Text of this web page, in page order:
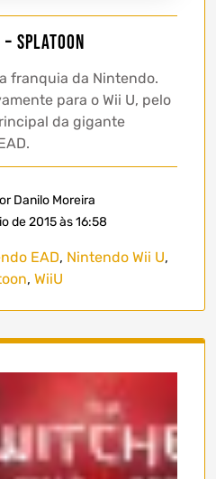
Splatoon
franquia da Nintendo.
para o Wii U, pelo
da gigante
Danilo Moreira
de 2015 às 16:58
EAD, Nintendo Wii U,
, WiiU